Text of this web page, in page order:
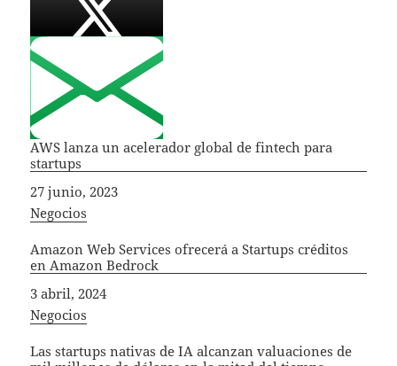
AWS lanza un acelerador global de fintech para
startups
Fecha
27 junio, 2023
In relation to
Negocios
Amazon Web Services ofrecerá a Startups créditos
en Amazon Bedrock
Fecha
3 abril, 2024
In relation to
Negocios
Las startups nativas de IA alcanzan valuaciones de